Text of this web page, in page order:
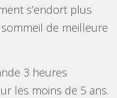
s’endort plus
de meilleure
3 heures
les moins de 5 ans.